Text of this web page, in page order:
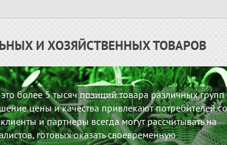
И ХОЗЯЙСТВЕННЫХ ТОВАРОВ
более 5 тысяч позиций товара различных групп
цены и качества привлекают потребителей
и партнеры всегда могут рассчитывать на
готовых оказать своевременную